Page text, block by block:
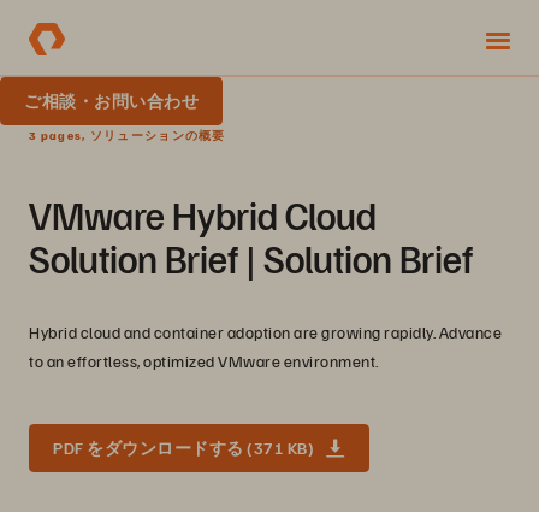
ご相談・お問い合わせ
3 pages, ソリューションの概要
VMware Hybrid Cloud
Solution Brief | Solution Brief
Hybrid cloud and container adoption are growing rapidly. Advance
to an effortless, optimized VMware environment.
PDF をダウンロードする (371 KB)